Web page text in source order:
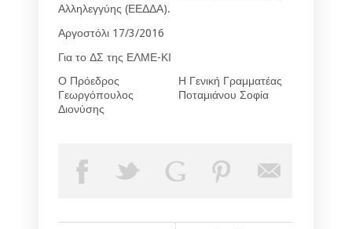
Αλληλεγγύης (ΕΕΔΔΑ).
Αργοστόλι 17/3/2016
Για το ΔΣ της ΕΛΜΕ-ΚΙ
Ο Πρόεδρος
Η Γενική Γραμματέας
Γεωργόπουλος
Διονύσης
Ποταμιάνου Σοφία